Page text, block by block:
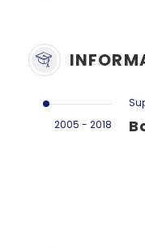
2005 - 2018